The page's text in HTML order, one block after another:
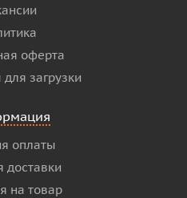
оферта
загрузки
оплаты
доставки
на товар